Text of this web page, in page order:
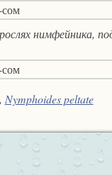
нимфейника,
Nymphoides peltate